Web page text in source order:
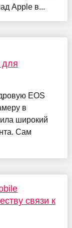
Apple в...
для
EOS
в
широкий
Сам
связи к